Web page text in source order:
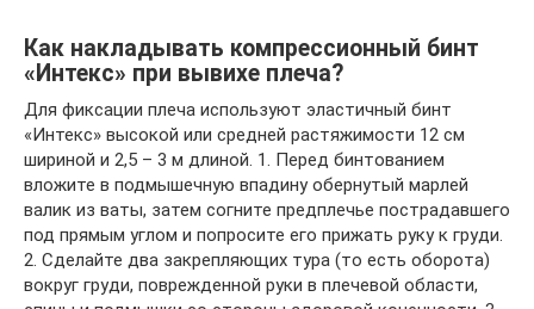
Как накладывать компрессионный бинт
«Интекс» при вывихе плеча?
Для фиксации плеча используют эластичный бинт
«Интекс» высокой или средней растяжимости 12 см
шириной и 2,5 – 3 м длиной. 1. Перед бинтованием
вложите в подмышечную впадину обернутый марлей
валик из ваты, затем согните предплечье пострадавшего
под прямым углом и попросите его прижать руку к груди.
2. Сделайте два закрепляющих тура (то есть оборота)
вокруг груди, поврежденной руки в плечевой области,